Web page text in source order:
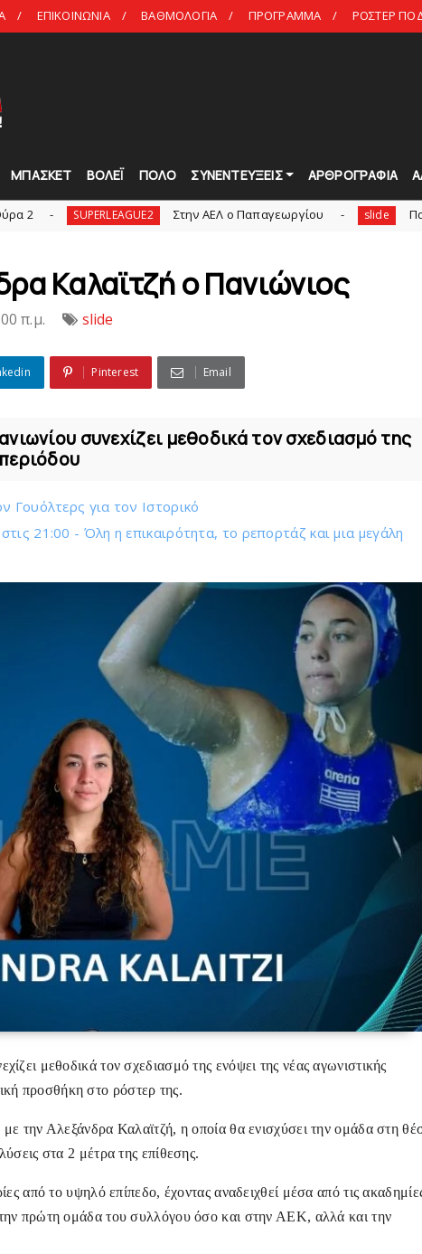
ΕΠΙΚΟΙΝΩΝΙΑ ΒΑΘΜΟΛΟΓΙΑ ΠΡΟΓΡΑΜΜΑ ΡΟΣΤΕΡ
ΜΠΑΣΚΕΤ ΒΟΛΕΪ ΠΟΛΟ ΣΥΝΕΝΤΕΥΞΕΙΣ ΑΡΘΡΟΓΡΑΦΙΑ
SUPERLEAGUE2 Στην AEΛ ο Παπαγεωργίου slide Πανιώνιoς:
Καλαϊτζή o Πανιώνιος
π.μ. slide
Pinterest Email
συνεχίζει μεθοδικά τον σχεδιασμό της
Γουόλτερς για τον Ιστορικό
21:00 - Όλη η επικαιρότητα, το ρεπορτάζ και μια μεγάλη
μεθοδικά τον σχεδιασμό της ενόψει της νέας αγωνιστικής
προσθήκη στο ρόστερ της.
την Αλεξάνδρα Καλαϊτζή, η οποία θα ενισχύσει την ομάδα στη
στα 2 μέτρα της επίθεσης.
από το υψηλό επίπεδο, έχοντας αναδειχθεί μέσα από τις
πρώτη ομάδα του συλλόγου όσο και στην ΑΕΚ, αλλά και την